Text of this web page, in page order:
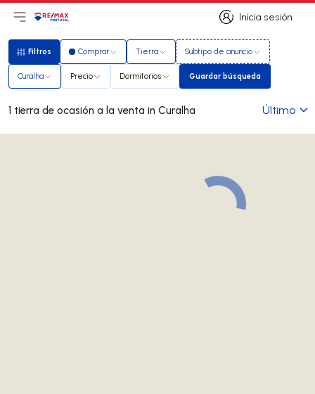
Inicia sesión
Inicia sesión
Abrir el menú principal
Logotipo
Filtros
Filtros Comprar Tierra Subtipo de anuncio
Curalha Precio Dormitorios Guardar búsqueda
Guardar búsqueda
1 tierra de ocasión a la venta in Curalha Último